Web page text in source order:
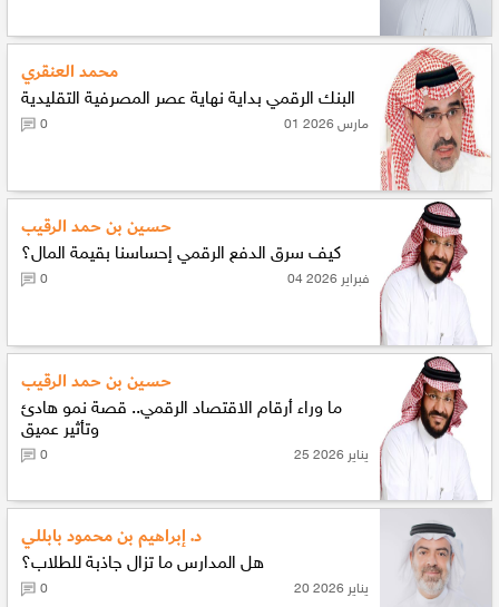
محمد العنقري
البنك الرقمي بداية نهاية عصر المصرفية التقليدية
01 مارس 2026 0
حسين بن حمد الرقيب
كيف سرق الدفع الرقمي إحساسنا بقيمة المال؟
04 فبراير 2026 0
حسين بن حمد الرقيب
ما وراء أرقام الاقتصاد الرقمي.. قصة نمو هادئ
وتأثير عميق
25 يناير 2026 0
د. إبراهيم بن محمود بابللي
هل المدارس ما تزال جاذبة للطلاب؟
20 يناير 2026 0